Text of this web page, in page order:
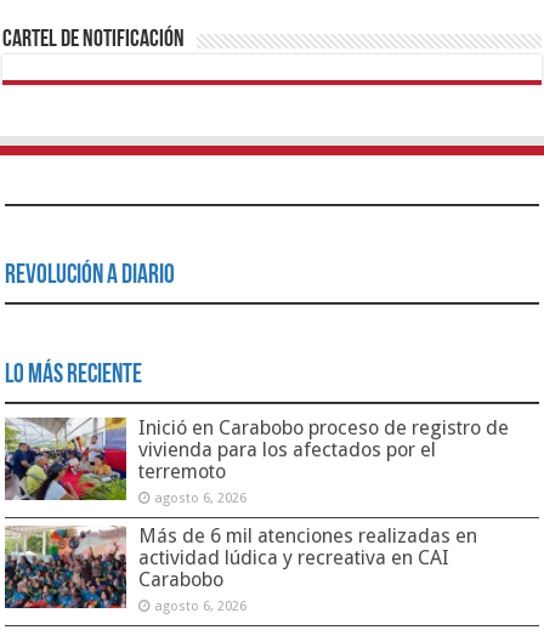
Cartel de Notificación
Revolución a Diario
Lo Más Reciente
Inició en Carabobo proceso de registro de
vivienda para los afectados por el
terremoto
agosto 6, 2026
Más de 6 mil atenciones realizadas en
actividad lúdica y recreativa en CAI
Carabobo
agosto 6, 2026